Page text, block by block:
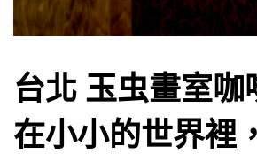
台北 玉虫畫室咖
在小小的世界裡